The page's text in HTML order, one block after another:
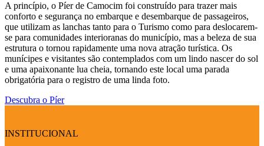
A princípio, o Píer de Camocim foi construído para trazer mais
conforto e segurança no embarque e desembarque de passageiros,
que utilizam as lanchas tanto para o Turismo como para deslocarem-
se para comunidades interioranas do município, mas a beleza de sua
estrutura o tornou rapidamente uma nova atração turística. Os
munícipes e visitantes são contemplados com um lindo nascer do sol
e uma apaixonante lua cheia, tornando este local uma parada
obrigatória para o registro de uma linda foto.
Descubra o Píer
INSTITUCIONAL